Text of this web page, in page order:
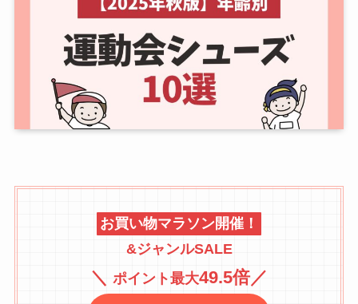
お買い物マラソン開催！
&ジャンルSALE
＼ ポイント最大49.5倍／